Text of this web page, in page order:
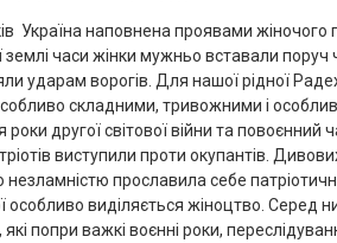
Україна наповнена проявами жіночого
часи жінки мужньо вставали поруч
ударам ворогів. Для нашої рідної
складними, тривожними і
роки другої світової війни та повоєнний
виступили проти окупантів.
незламністю прославила себе
особливо виділяється жіноцтво. Серед
попри важкі воєнні роки,